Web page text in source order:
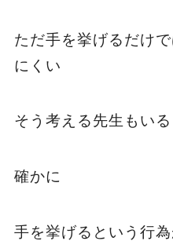
ただ手を挙げるだけ
にくい
そう考える先生もい
確かに
手を挙げるという行